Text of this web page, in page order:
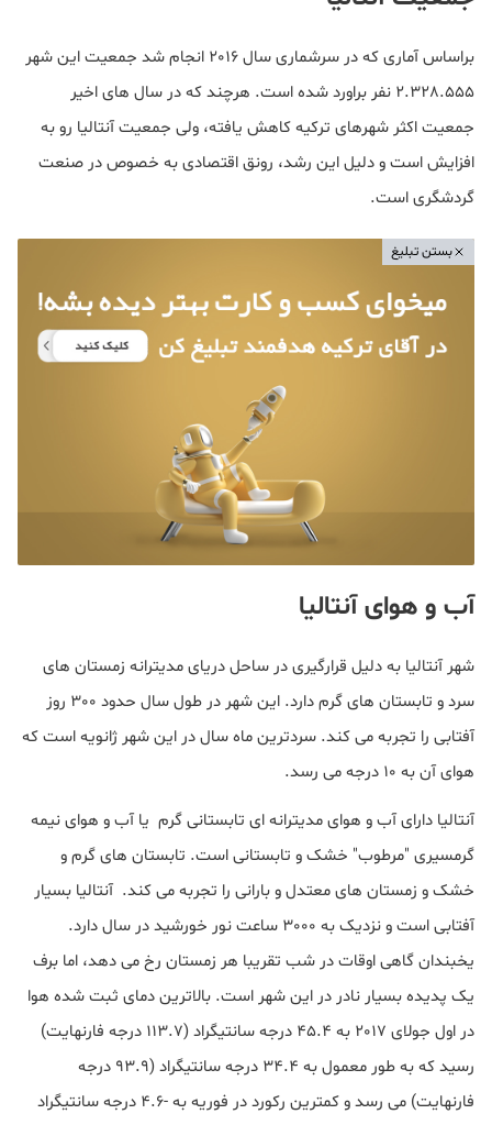
براساس آماری که در سرشماری سال 2016 انجام شد جمعیت این شهر
2.328.555 نفر براورد شده است. هرچند که در سال های اخیر
جمعیت اکثر شهرهای ترکیه کاهش یافته، ولی جمعیت آنتالیا رو به
افزایش است و دلیل این رشد، رونق اقتصادی به خصوص در صنعت
گردشگری است.
بستن تبلیغ
آب و هوای آنتالیا
شهر آنتالیا به دلیل قرارگیری در ساحل دریای مدیترانه زمستان های
سرد و تابستان های گرم دارد. این شهر در طول سال حدود 300 روز
آفتابی را تجربه می کند. سردترین ماه سال در این شهر ژانویه است که
هوای آن به 10 درجه می رسد.
آنتالیا دارای آب و هوای مدیترانه ای تابستانی گرم یا آب و هوای نیمه
گرمسیری "مرطوب" خشک و تابستانی است. تابستان های گرم و
خشک و زمستان های معتدل و بارانی را تجربه می کند. آنتالیا بسیار
آفتابی است و نزدیک به 3000 ساعت نور خورشید در سال دارد.
یخبندان گاهی اوقات در شب تقریبا هر زمستان رخ می دهد، اما برف
یک پدیده بسیار نادر در این شهر است. بالاترین دمای ثبت شده هوا
در اول جولای 2017 به 45.4 درجه سانتیگراد (113.7 درجه فارنهایت)
رسید که به طور معمول به 34.4 درجه سانتیگراد (93.9 درجه
فارنهایت) می رسد و کمترین رکورد در فوریه به -4.6 درجه سانتیگراد